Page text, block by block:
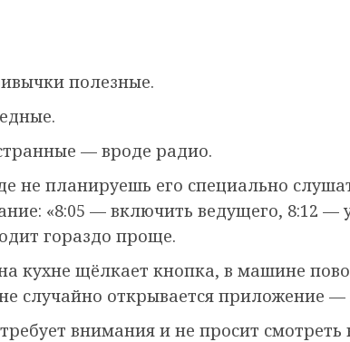
полезные.
— вроде радио.
не планируешь его специально
«8:05 — включить ведущего, 8:12 —
гораздо проще.
кухне щёлкает кнопка, в машине
случайно открывается приложение
внимания и не просит смотреть